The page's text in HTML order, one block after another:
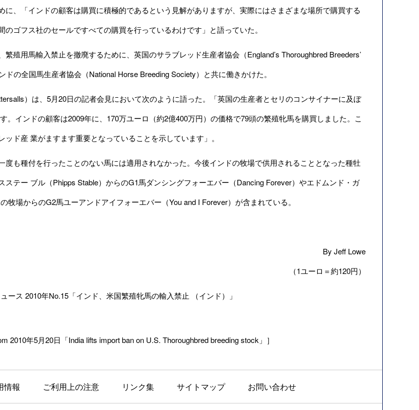
、「インドの顧客は購買に積極的であるという見解がありますが、実際にはさまざまな場所で購買する
のゴフス社のセールですべての購買を行っているわけです」と語っていた。
殖用馬輸入禁止を撤廃するために、英国のサラブレッド生産者協会（England’s Thoroughbred Breeders’
ドの全国馬生産者協会（National Horse Breeding Society）と共に働きかけた。
）は、5月20日の記者会見において次のように語った。「英国の生産者とセリのコンサイナーに及ぼ
。インドの顧客は2009年に、170万ユーロ（約2億400万円）の価格で79頭の繁殖牝馬を購買しました。こ
ッド産 業がますます重要となっていることを示しています」。
度も種付を行ったことのない馬には適用されなかった。今後インドの牧場で供用されることとなった種牡
ステー ブル（Phipps Stable）からのG1馬ダンシングフォーエバー（Dancing Forever）やエドムンド・ガ
牧場からのG2馬ユーアンドアイフォーエバー（You and I Forever）が含まれている。
By Jeff Lowe
（1ユーロ＝約120円）
ース 2010年No.15「インド、米国繁殖牝馬の輸入禁止 （インド）」
2010年5月20日「India lifts import ban on U.S. Thoroughbred breeding stock」］
情報 ご利用上の注意 リンク集 サイトマップ お問い合わせ